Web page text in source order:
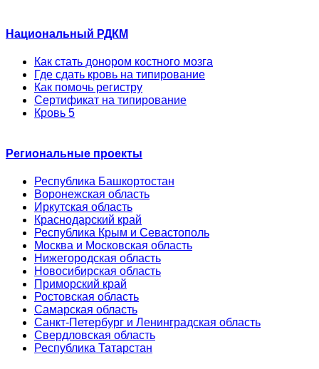
Национальный РДКМ
Как стать донором костного мозга
Где сдать кровь на типирование
Как помочь регистру
Сертификат на типирование
Кровь 5
Региональные проекты
Республика Башкортостан
Воронежская область
Иркутская область
Краснодарский край
Республика Крым и Севастополь
Москва и Московская область
Нижегородская область
Новосибирская область
Приморский край
Ростовская область
Самарская область
Санкт-Петербург и Ленинградская область
Свердловская область
Республика Татарстан